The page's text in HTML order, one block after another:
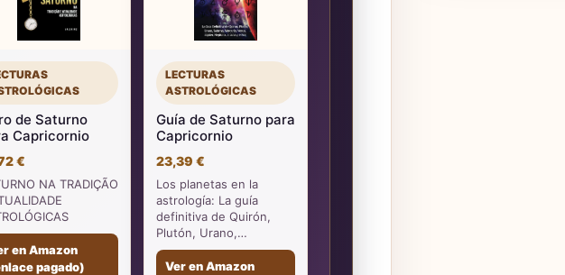
de Saturno
Capricornio
€
NA TRADIÇÃO
en Amazon
pagado)
LECTURAS
ASTROLÓGICAS
Guía de Saturno para
Capricornio
23,39 €
Los planetas en la
astrología: La guía
definitiva de Quirón,
Plutón, Urano,…
Ver en Amazon